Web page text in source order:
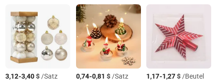
3,12-3,40$/Satz 0,74-0,81 $/Satz 1,17-1,27$/Beutel